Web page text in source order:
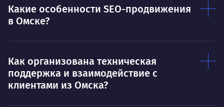
Какие особенности SEO-продвижения
в Омске?
Как организована техническая
поддержка и взаимодействие с
клиентами из Омска?